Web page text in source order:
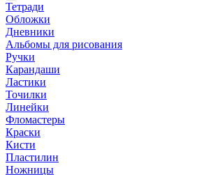
Тетради
Обложки
Дневники
Альбомы для рисования
Ручки
Карандаши
Ластики
Точилки
Линейки
Фломастеры
Краски
Кисти
Пластилин
Ножницы